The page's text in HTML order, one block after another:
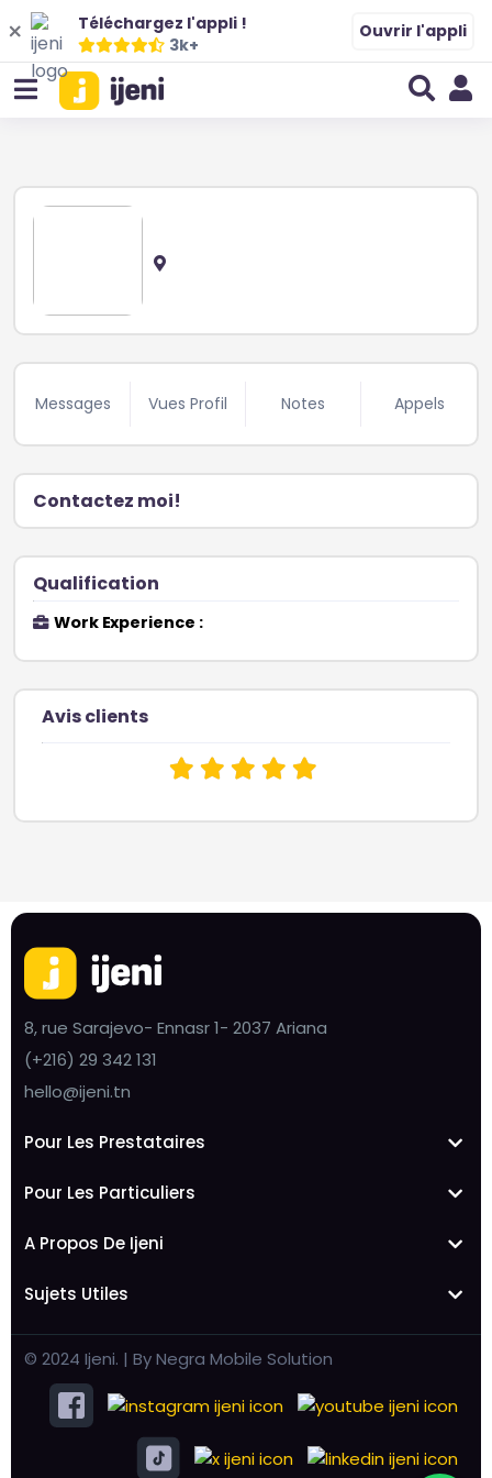
Téléchargez l'appli !
3k+
Ouvrir l'appli
Messages Vues Profil Notes Appels
Contactez moi!
Qualification
Work Experience :
Avis clients
8, rue Sarajevo- Ennasr 1- 2037 Ariana
(+216) 29 342 131
hello@ijeni.tn
Pour Les Prestataires
Pour Les Particuliers
A Propos De Ijeni
Sujets Utiles
© 2024 Ijeni. | By Negra Mobile Solution